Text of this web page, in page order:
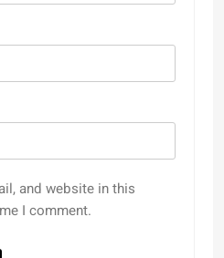
and website in this
I comment.